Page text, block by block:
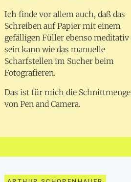
Ich finde vor allem auch, daß das
Schreiben auf Papier mit einem
gefälligen Füller ebenso meditativ
sein kann wie das manuelle
Scharfstellen im Sucher beim
Fotografieren.
Das ist für mich die Schnittmenge
von Pen and Camera.